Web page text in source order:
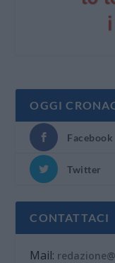
OGGI
Facebook
Twitter
CONTATTACI
Mail: